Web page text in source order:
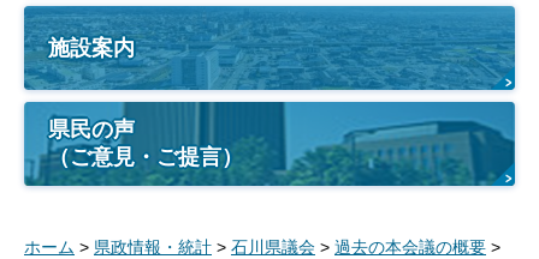
施設案内
県民の声
（ご意見・ご提言）
ホーム > 県政情報・統計 > 石川県議会 > 過去の本会議の概要 >